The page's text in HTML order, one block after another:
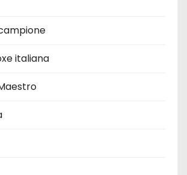
italiana